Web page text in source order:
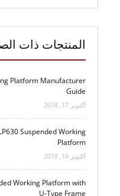
المنتجات ذات
Platform Manufacturer
Guide
أكتوبر 17, 2018
Suspended Working
Platform
أكتوبر 16, 2018
Working Platform with
U-Type Frame